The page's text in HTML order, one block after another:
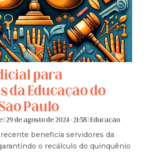
para
da Educação do
Paulo
|29 de agosto de 2024 - 21:58 |Educação
beneficia servidores da
o recálculo do quinquênio